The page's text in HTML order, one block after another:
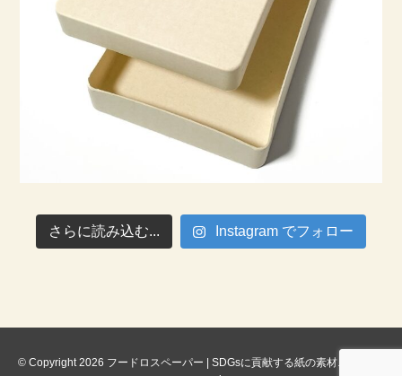
さらに読み込む... Instagram でフォロー
© Copyright 2026 フードロスペーパー | SDGsに貢献する紙の素材. All rights